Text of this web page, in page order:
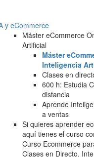
y eCommerce
Máster eCommerce
Artificial
Máster
Inteligencia
Clases en
600 h: Estudia
distancia
Aprende
a ventas
Si quieres aprender
aquí tienes el curso
Curso Ecommerce
Clases en Directo.